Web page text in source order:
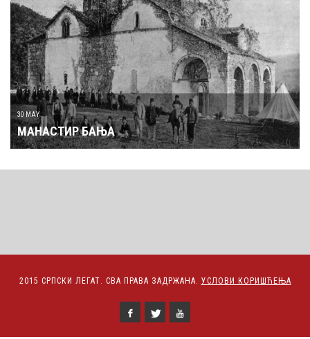
30 MAY
МАНАСТИР БАЊА
2015 СРПСКИ ЛЕГАТ. СВА ПРАВА ЗАДРЖАНА. УСЛОВИ КОРИШЋЕЊА